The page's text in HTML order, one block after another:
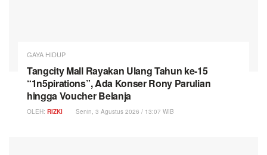
GAYA HIDUP
Tangcity Mall Rayakan Ulang Tahun ke-15
“1n5pirations”, Ada Konser Rony Parulian
hingga Voucher Belanja
OLEH: RIZKI Senin, 3 Agustus 2026 / 13:07 WIB